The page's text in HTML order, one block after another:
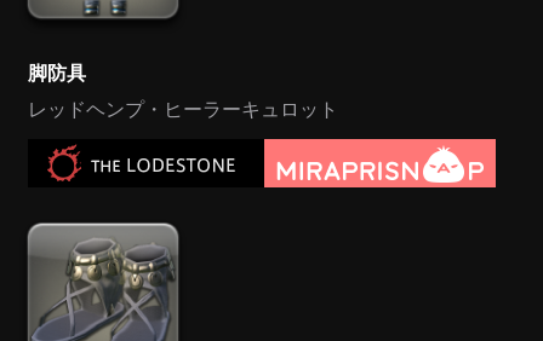
脚防具
レッドヘンプ・ヒーラーキュロット